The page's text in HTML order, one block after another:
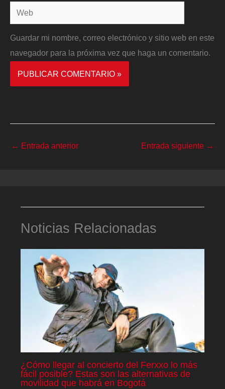
Web
Guardar mi nombre, correo electrónico y sitio web en este
navegador para la próxima vez que haga un comentario.
← Entrada anterior Entrada siguiente →
Noticias Relacionadas
¿Cómo llegar al concierto del Ferxxo lo más
fácil posible? Estas son las alternativas de
movilidad que habrá en Bogotá